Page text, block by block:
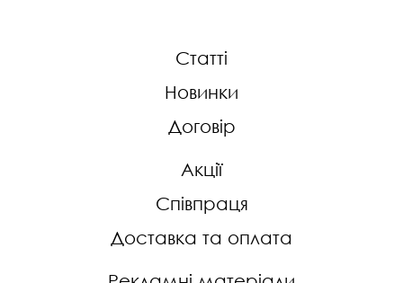
Статті
Новинки
Договір
Акції
Співпраця
Доставка та оплата